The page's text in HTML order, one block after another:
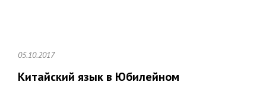
05.10.2017
Китайский язык в Юбилейном